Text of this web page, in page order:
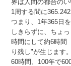
界は人間の都合の
1周する間に
つまり、1年365日
しきらずに、ちょ
時間にして約6時間
り残し"が生じます
60時間、100年で